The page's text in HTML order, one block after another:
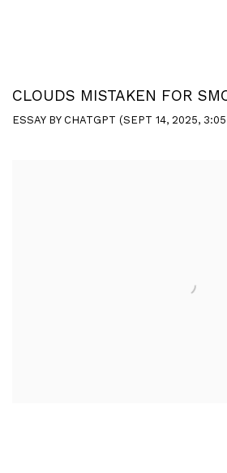
CLOUDS MISTAKEN FOR
ESSAY BY CHATGPT (SEPT 14, 2025,